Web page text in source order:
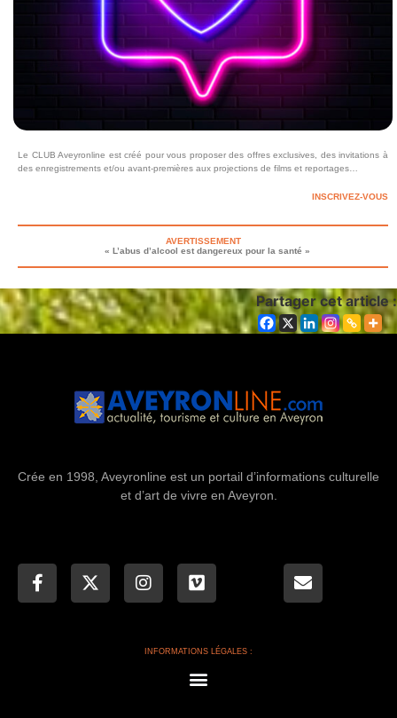
Le CLUB Aveyronline est créé pour vous proposer des offres exclusives, des invitations à
des enregistrements et/ou avant-premières aux projections de films et reportages…
INSCRIVEZ-VOUS
AVERTISSEMENT
« L’abus d’alcool est dangereux pour la santé »
Partager cet article :
Crée en 1998, Aveyronline est un portail d’informations culturelle
et d’art de vivre en Aveyron.
INFORMATIONS LÉGALES :